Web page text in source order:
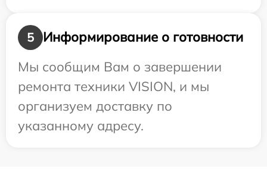
5
Информирование о готовности
Мы сообщим Вам о завершении
ремонта техники VISION, и мы
организуем доставку по
указанному адресу.